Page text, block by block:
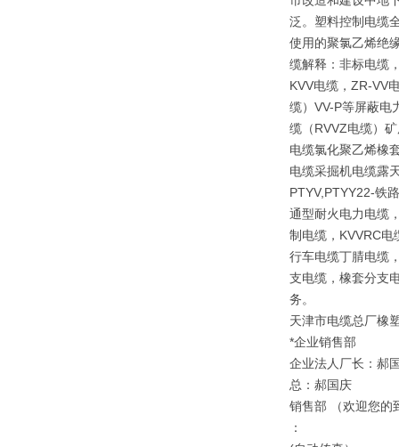
泛。塑料控制电缆
使用的聚氯乙烯绝
缆解释：非标电缆
KVV电缆，ZR-VV
缆）VV-P等屏蔽电
缆（RVVZ电缆）
电缆氯化聚乙烯橡
电缆采掘机电缆露
PTYV,PTYY22-铁
通型耐火电力电缆
制电缆，KVVRC
行车电缆丁腈电缆
支电缆，橡套分支
务。
天津市电缆总厂橡
*企业销售部
企业法人厂长：郝
总：郝国庆
销售部 （欢迎您的
：